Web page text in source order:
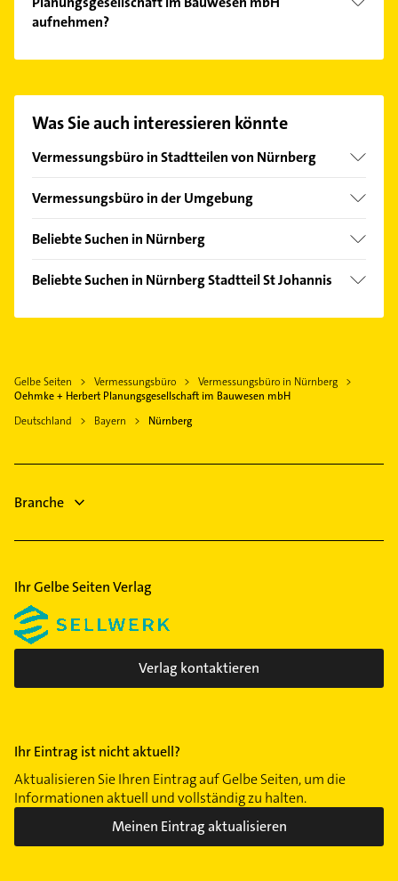
aufnehmen?
unserem Kontaktdaten-Bereich auswählen. Hier
finden Sie alle Kontaktdaten
Was Sie auch interessieren könnte
Vermessungsbüro in Stadtteilen von Nürnberg
Gebersdorf
Vermessungsbüro in der Umgebung
Erlangen
Forchheim Oberfranken
Beliebte Suchen in Nürnberg
Bauunternehmen
Fenster
Rohrreinigung
Dachdecker
Lackiererei
Maler
Beliebte Suchen in Nürnberg Stadtteil St Johannis
Gasinstallateur
Logopädie
Immobilienmakler
Maler
Gelbe Seiten Vermessungsbüro
Vermessungsbüro in Nürnberg
Oehmke + Herbert Planungsgesellschaft im Bauwesen mbH
Deutschland
Bayern Nürnberg
Branche
Ihr Gelbe Seiten Verlag
Verlag kontaktieren
Ihr Eintrag ist nicht aktuell?
Aktualisieren Sie Ihren Eintrag auf Gelbe Seiten, um die
Informationen aktuell und vollständig zu halten.
Meinen Eintrag aktualisieren